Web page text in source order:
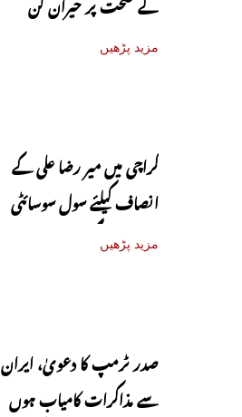
کے صحت پر حیران کن
فوائد، ماہرین نے بتا دیے
مزید پڑھیں
کراچی میں میر رضا علی کے
انصاف کیلئے سول سوسائٹی
سڑکوں پر آ گئی
مزید پڑھیں
صدر ٹرمپ کا دعویٰ، ایران
سے مذاکرات کامیاب ہوں